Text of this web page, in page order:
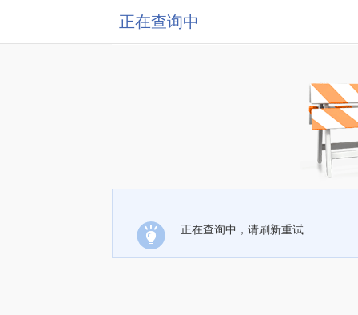
正在查询中
正在查询中，请刷新重试